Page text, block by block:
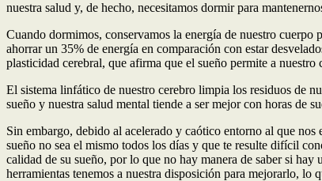
nuestra salud y, de hecho, necesitamos dormir para
Cuando dormimos, conservamos la energía de nuestro
ahorrar un 35% de energía en comparación con estar
plasticidad cerebral, que afirma que el sueño permite a
El sistema linfático de nuestro cerebro limpia los residuos de
sueño y nuestra salud mental tiende a ser mejor con horas de
Sin embargo, debido al acelerado y caótico entorno al que
sueño no sea el mismo todos los días y que te resulte difícil
calidad de su sueño, por lo que no hay manera de saber si
herramientas tenemos a nuestra disposición para mejorarlo, lo